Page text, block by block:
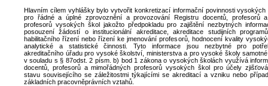
Hlavním cílem vyhlášky bylo vytvořit konkretizací informační povinnosti vysokých
pro řádné a úplné zprovoznění a provozování Registru docentů, profesorů a
profesorů vysokých škol jakožto předpokladu pro zajištění nezbytných
posouzení žádostí o institucionální akreditace, akreditace studijních
habilitačního řízení nebo řízení ke jmenování profesorů, hodnocení kvality
analytické a statistické činnosti. Tyto informace jsou nezbytné pro
akreditačního úřadu pro vysoké školství, ministerstva a pro vysoké školy
v souladu s § 87odst. 2 písm. b) bod 1 zákona o vysokých školách využívá
docentů, profesorů a mimořádných profesorů vysokých škol pro účely
stavu souvisejícího se záležitostmi týkajícími se akreditací a vzniku nebo
základních pracovněprávních vztahů.